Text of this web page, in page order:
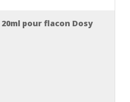
pour flacon Dosy